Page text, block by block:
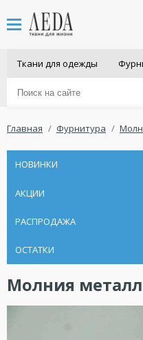
Ткани для одежды
Главная Фурнитура
НОВИНКИ
АКЦИИ
РАСПРОДАЖА
ОСТАТКИ
Молния